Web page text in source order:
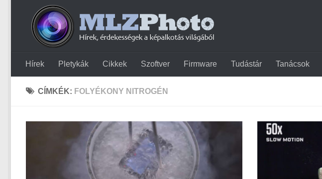
Hírek Pletykák Cikkek Szoftver Firmware Tudástár Tanácsok
CÍMKÉK: FOLYÉKONY NITROGÉN